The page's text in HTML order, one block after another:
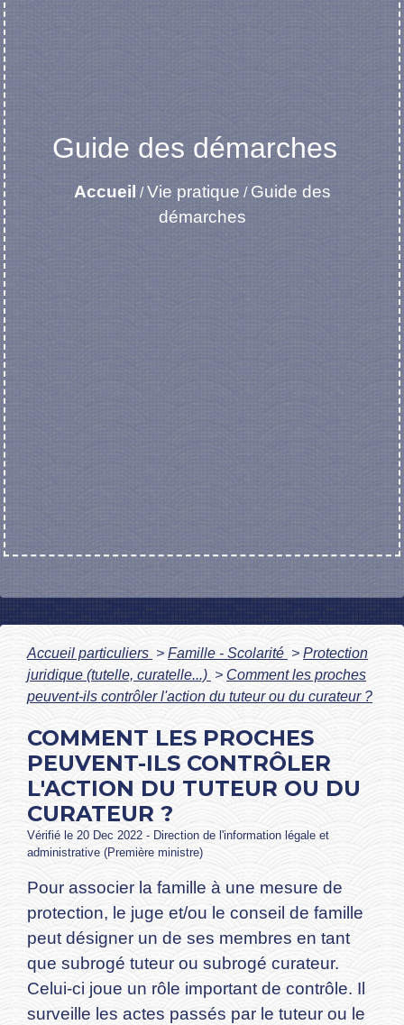
Guide des démarches
Accueil /Vie pratique / Guide des
démarches
Accueil particuliers > Famille - Scolarité > Protection
juridique (tutelle, curatelle...) > Comment les proches
peuvent-ils contrôler l'action du tuteur ou du curateur ?
COMMENT LES PROCHES
PEUVENT-ILS CONTRÔLER
L'ACTION DU TUTEUR OU DU
CURATEUR ?
Vérifié le 20 Dec 2022 - Direction de l'information légale et
administrative (Première ministre)
Pour associer la famille à une mesure de
protection, le juge et/ou le conseil de famille
peut désigner un de ses membres en tant
que subrogé tuteur ou subrogé curateur.
Celui-ci joue un rôle important de contrôle. Il
surveille les actes passés par le tuteur ou le